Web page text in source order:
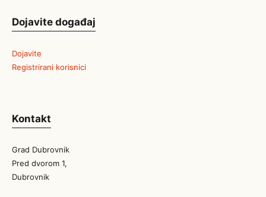
Dojavite događaj
Dojavite
Registrirani korisnici
Kontakt
Grad Dubrovnik
Pred dvorom 1,
Dubrovnik